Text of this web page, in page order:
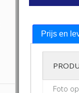
Prijs en
Foto